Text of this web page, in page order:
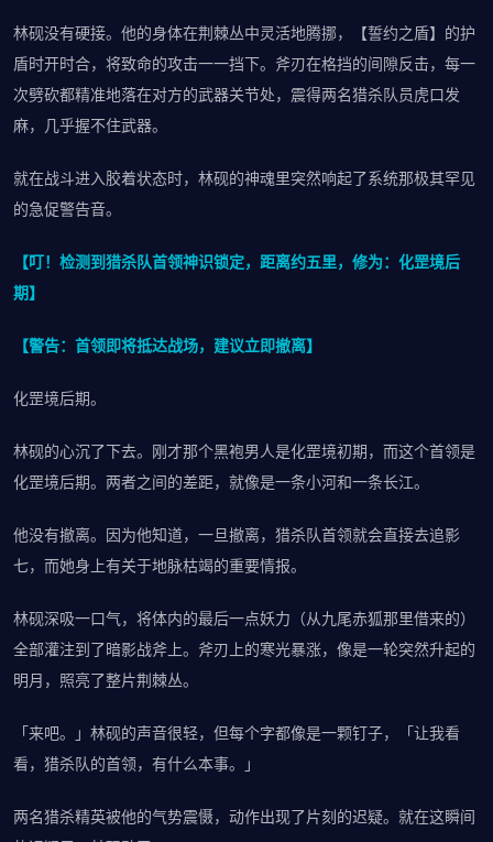
林砚没有硬接。他的身体在荆棘丛中灵活地腾挪，【誓约之盾】的护
盾时开时合，将致命的攻击一一挡下。斧刃在格挡的间隙反击，每一
次劈砍都精准地落在对方的武器关节处，震得两名猎杀队员虎口发
麻，几乎握不住武器。
就在战斗进入胶着状态时，林砚的神魂里突然响起了系统那极其罕见
的急促警告音。
【叮！检测到猎杀队首领神识锁定，距离约五里，修为：化罡境后
期】
【警告：首领即将抵达战场，建议立即撤离】
化罡境后期。
林砚的心沉了下去。刚才那个黑袍男人是化罡境初期，而这个首领是
化罡境后期。两者之间的差距，就像是一条小河和一条长江。
他没有撤离。因为他知道，一旦撤离，猎杀队首领就会直接去追影
七，而她身上有关于地脉枯竭的重要情报。
林砚深吸一口气，将体内的最后一点妖力（从九尾赤狐那里借来的）
全部灌注到了暗影战斧上。斧刃上的寒光暴涨，像是一轮突然升起的
明月，照亮了整片荆棘丛。
「来吧。」林砚的声音很轻，但每个字都像是一颗钉子，「让我看
看，猎杀队的首领，有什么本事。」
两名猎杀精英被他的气势震慑，动作出现了片刻的迟疑。就在这瞬间